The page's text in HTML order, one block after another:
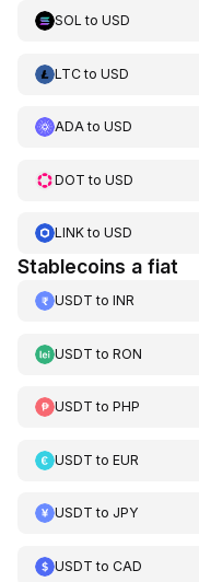
SOL to USD
LTCto USD
ADAto USD
DOT to USD
LINKto USD
Stablecoins a fiat
USDT to INR
USDT to RON
USDT to PHP
USDT to EUR
USDT to JPY
USDT to CAD